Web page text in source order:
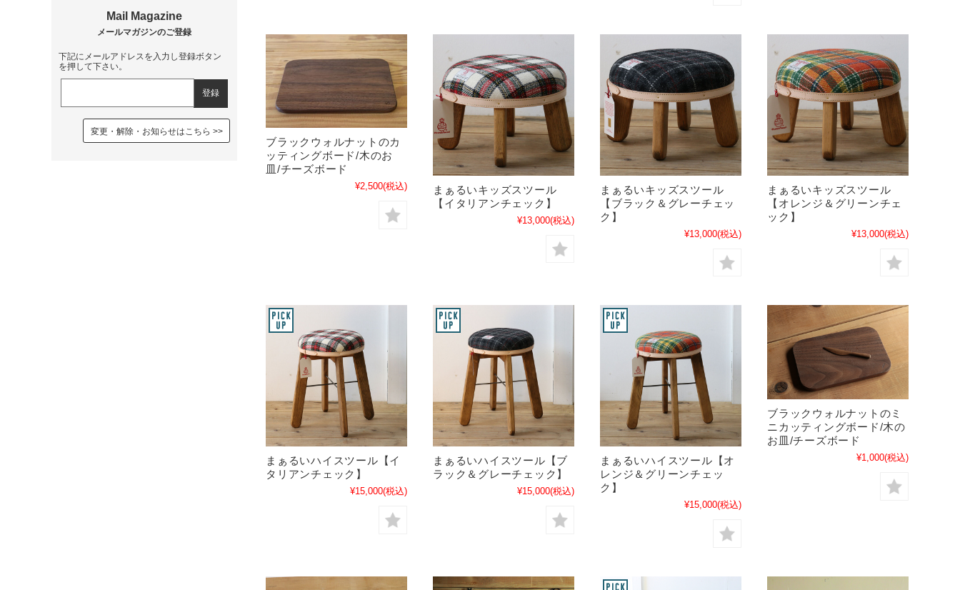
ブラックウォルナットのカ
ッティングボード/木のお
皿/チーズボード
¥2,500(税込)
まぁるいキッズスツール
【イタリアンチェック】
¥13,000(税込)
まぁるいキッズスツール
【ブラック＆グレーチェッ
ク】
¥13,000(税込)
まぁるいキッズスツール
【オレンジ＆グリーンチェ
ック】
¥13,000(税込)
まぁるいハイスツール【イ
タリアンチェック】
¥15,000(税込)
まぁるいハイスツール【ブ
ラック＆グレーチェック】
¥15,000(税込)
まぁるいハイスツール【オ
レンジ＆グリーンチェッ
ク】
¥15,000(税込)
ブラックウォルナットのミ
ニカッティングボード/木の
お皿/チーズボード
¥1,000(税込)
下記にメールアドレスを入力し登録ボタン
を押して下さい。
変更・解除・お知らせはこちら